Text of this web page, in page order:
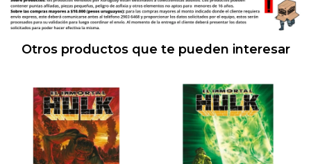
Otros productos que te pueden interesar